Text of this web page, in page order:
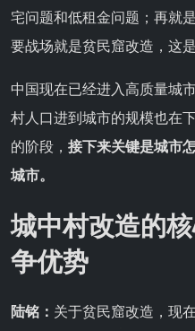
宅问题和低租金问题；再就
要战场就是贫民窟改造，这
中国现在已经进入高质量城
村人口进到城市的规模也在
的阶段， 接下来关键是城市
城市。
城中村改造的
争优势
陆铭： 关于贫民窟改造，现